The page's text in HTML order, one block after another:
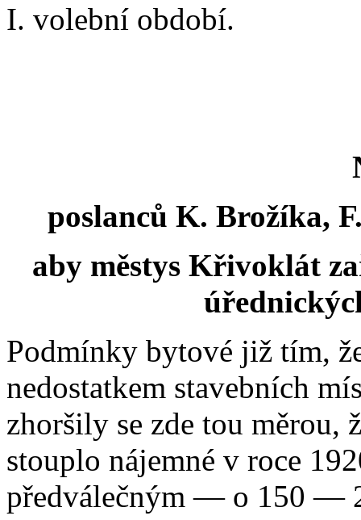
I. volební období.
poslanců K. Brožíka,
aby městys Křivoklát
Podmínky bytové již tím,
nedostatkem stavebních
zhoršily se zde tou měrou,
stouplo nájemné v roce
předválečným — o 150 —